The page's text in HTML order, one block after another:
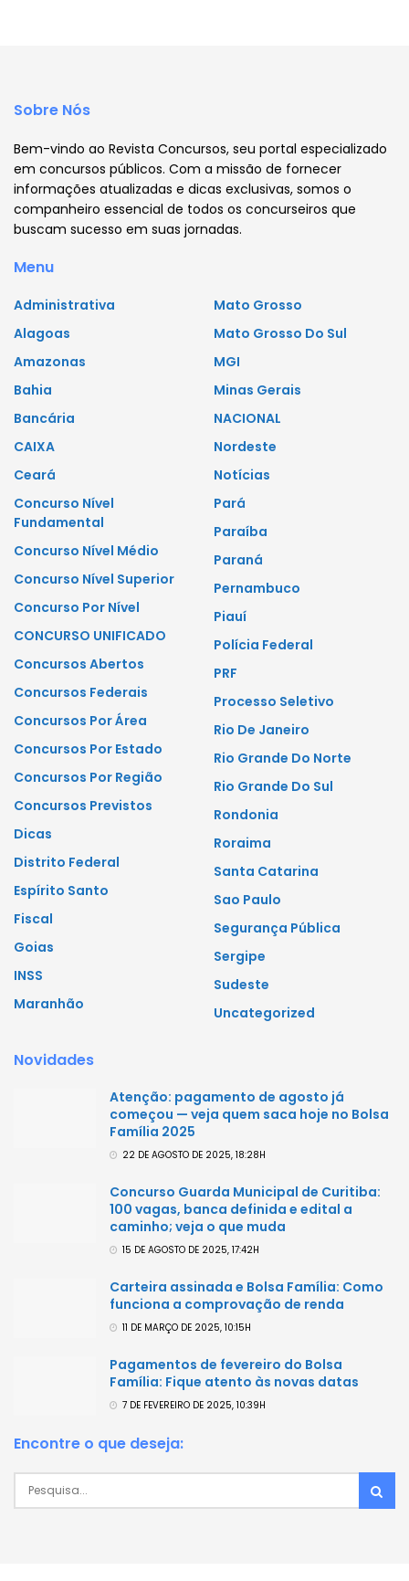
Sobre Nós
Bem-vindo ao Revista Concursos, seu portal especializado
em concursos públicos. Com a missão de fornecer
informações atualizadas e dicas exclusivas, somos o
companheiro essencial de todos os concurseiros que
buscam sucesso em suas jornadas.
Menu
Administrativa
Alagoas
Amazonas
Bahia
Bancária
CAIXA
Ceará
Concurso Nível
Fundamental
Concurso Nível Médio
Concurso Nível Superior
Concurso Por Nível
CONCURSO UNIFICADO
Concursos Abertos
Concursos Federais
Concursos Por Área
Concursos Por Estado
Concursos Por Região
Concursos Previstos
Dicas
Distrito Federal
Espírito Santo
Fiscal
Goias
INSS
Maranhão
Mato Grosso
Mato Grosso Do Sul
MGI
Minas Gerais
NACIONAL
Nordeste
Notícias
Pará
Paraíba
Paraná
Pernambuco
Piauí
Polícia Federal
PRF
Processo Seletivo
Rio De Janeiro
Rio Grande Do Norte
Rio Grande Do Sul
Rondonia
Roraima
Santa Catarina
Sao Paulo
Segurança Pública
Sergipe
Sudeste
Uncategorized
Novidades
Atenção: pagamento de agosto já
começou — veja quem saca hoje no Bolsa
Família 2025
22 DE AGOSTO DE 2025, 18:28H
Concurso Guarda Municipal de Curitiba:
100 vagas, banca definida e edital a
caminho; veja o que muda
15 DE AGOSTO DE 2025, 17:42H
Carteira assinada e Bolsa Família: Como
funciona a comprovação de renda
11 DE MARÇO DE 2025, 10:15H
Pagamentos de fevereiro do Bolsa
Família: Fique atento às novas datas
7 DE FEVEREIRO DE 2025, 10:39H
Encontre o que deseja: